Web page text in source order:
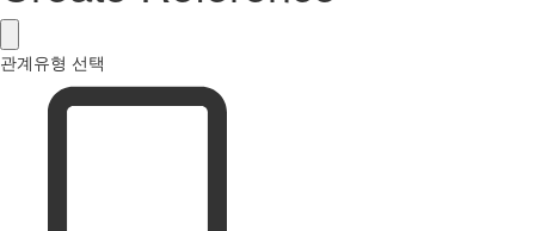
관계유형 선택